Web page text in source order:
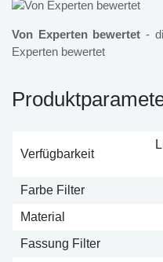
Von Experten bewertet -
Experten bewertet
Verfügbarkeit
Farbe Filter
Material
Fassung Filter